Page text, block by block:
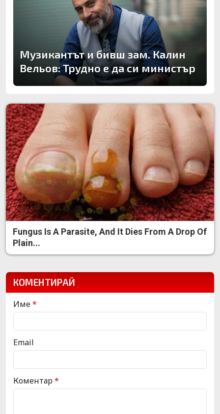
Музикантът и бивш зам. Калин
Вельов: Трудно е да си министър
Fungus Is A Parasite, And It Dies From A Drop Of
Plain...
КОМЕНТИРАЙ
Име*
Email
Коментар*